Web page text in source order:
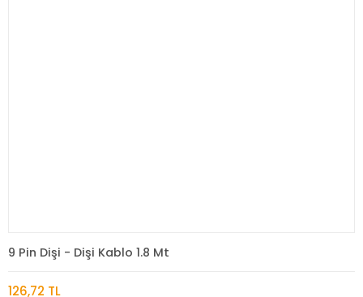
9 Pin Dişi - Dişi Kablo 1.8 Mt
126,72 TL